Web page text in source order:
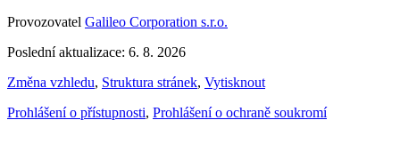
Provozovatel Galileo Corporation s.r.o.
Poslední aktualizace: 6. 8. 2026
Změna vzhledu, Struktura stránek, Vytisknout
Prohlášení o přístupnosti, Prohlášení o ochraně soukromí